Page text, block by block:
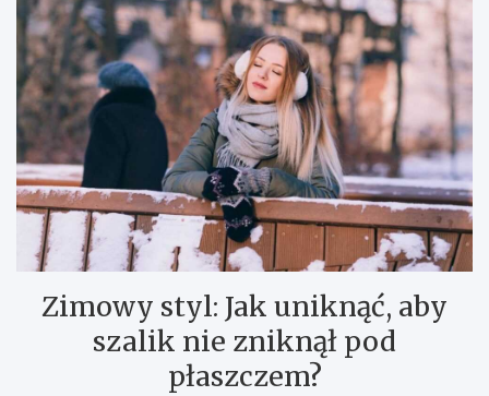
Zimowy styl: Jak uniknąć, aby
szalik nie zniknął pod
płaszczem?